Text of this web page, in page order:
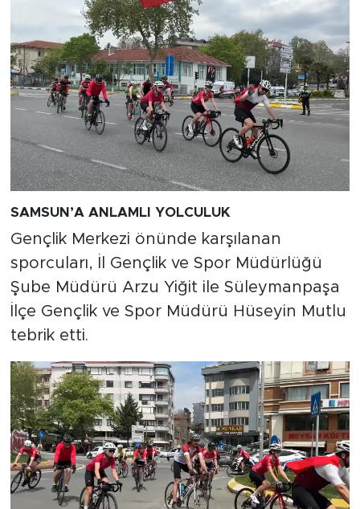
SAMSUN’A ANLAMLI YOLCULUK
Gençlik Merkezi önünde karşılanan
sporcuları, İl Gençlik ve Spor Müdürlüğü
Şube Müdürü Arzu Yiğit ile Süleymanpaşa
İlçe Gençlik ve Spor Müdürü Hüseyin Mutlu
tebrik etti.